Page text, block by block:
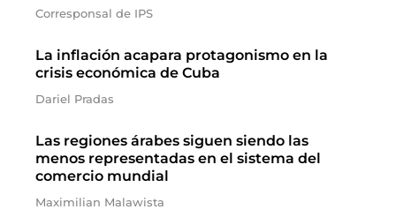
Corresponsal de IPS
La inflación acapara protagonismo en la
crisis económica de Cuba
Dariel Pradas
Las regiones árabes siguen siendo las
menos representadas en el sistema del
comercio mundial
Maximilian Malawista